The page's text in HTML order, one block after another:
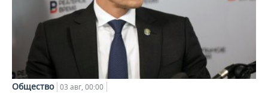
Общество 03 авг, 00:00